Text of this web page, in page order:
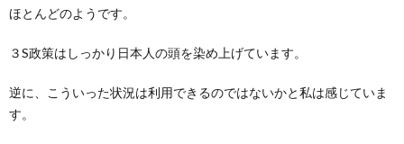
ほとんどのようです。
３S政策はしっかり日本人の頭を染め上げています。
逆に、こういった状況は利用できるのではないかと私は感じていま
す。